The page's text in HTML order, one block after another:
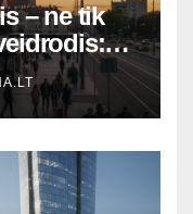
– ne tik